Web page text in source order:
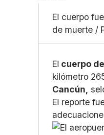
El cuerpo
de muerte /
El cuerpo
kilómetro
Cancún,
El reporte